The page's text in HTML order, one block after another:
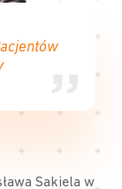
Sakiela w